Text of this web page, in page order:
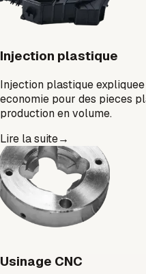
Injection plastique
Injection plastique
economie pour des pieces
production en volume.
Lire la suite→
Usinage CNC